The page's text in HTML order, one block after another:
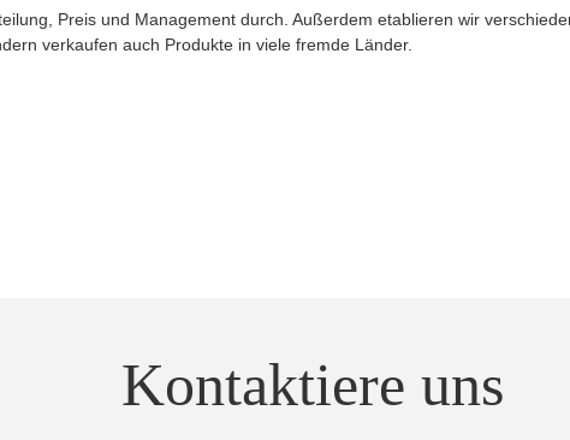
Preis und Management durch. Außerdem etablieren wir
verkaufen auch Produkte in viele fremde Länder.
Kontaktiere uns